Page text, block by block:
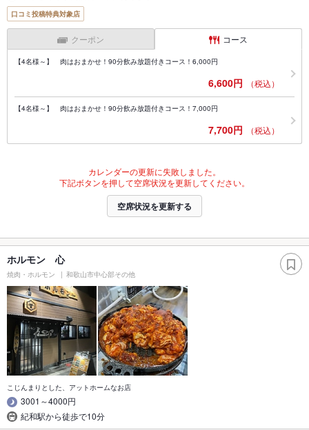
口コミ投稿特典対象店
クーポン コース
【4名様～】 肉はおまかせ！90分飲み放題付きコース！6,000円
6,600円 （税込）
【4名様～】 肉はおまかせ！90分飲み放題付きコース！7,000円
7,700円 （税込）
カレンダーの更新に失敗しました。
下記ボタンを押して空席状況を更新してください。
空席状況を更新する
ホルモン 心
焼肉・ホルモン 和歌山市中心部その他
こじんまりとした、アットホームなお店
3001～4000円
紀和駅から徒歩で10分